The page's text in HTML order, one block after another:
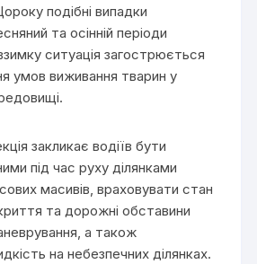
подібні випадки
та осінній періоди
ситуація загострюється
умов виживання тварин у
закликає водіїв бути
під час руху ділянками
масивів, враховувати стан
та дорожні обставини
а також
на небезпечних ділянках.